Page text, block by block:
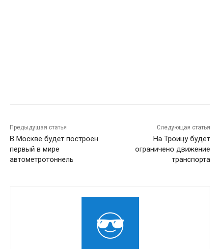
Предыдущая статья
В Москве будет построен
первый в мире
автометротоннель
Следующая статья
На Троицу будет
ограничено движение
транспорта